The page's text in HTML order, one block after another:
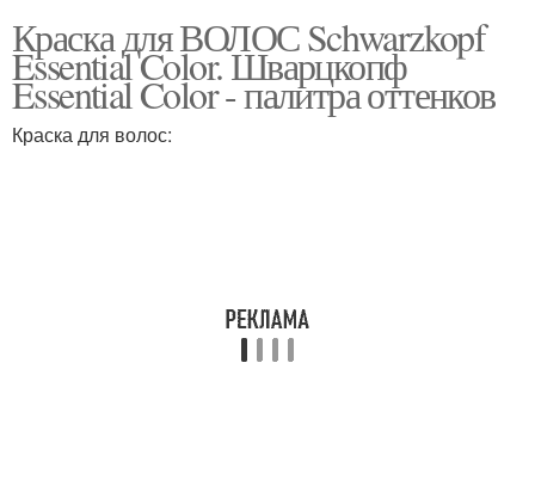
Краска для ВОЛОС Schwarzkopf
Essential Color. Шварцкопф
Essential Color - палитра оттенков
Краска для волос: